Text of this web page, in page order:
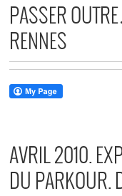
PASSER
RENNES
AVRIL 2010.
DU PARKOUR.